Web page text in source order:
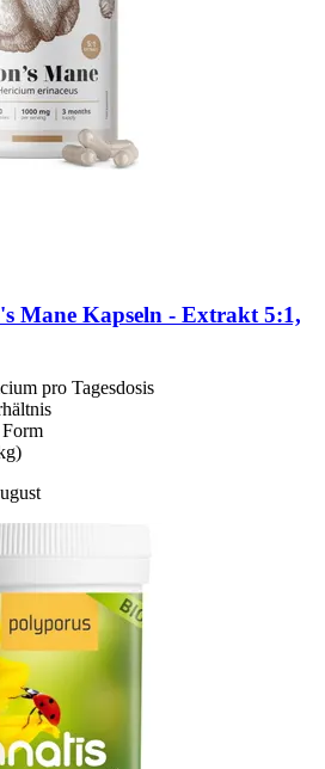
Mane Kapseln -​ Extrakt 5:1,
pro Tagesdosis